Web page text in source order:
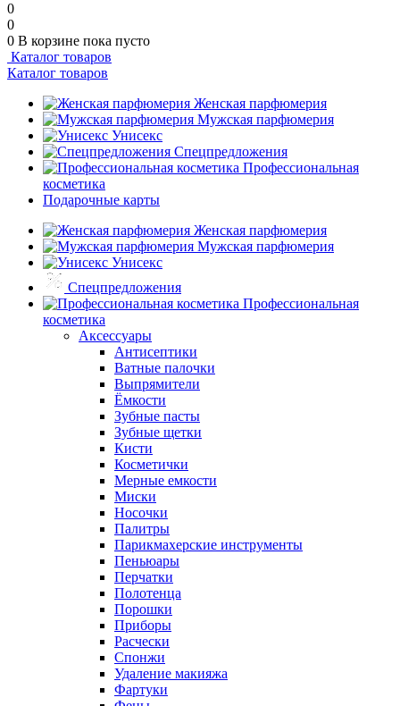
0
0
0 В корзине пока пусто
Каталог товаров
Каталог товаров
Женская парфюмерия
Мужская парфюмерия
Унисекс
Спецпредложения
Профессиональная
косметика
Подарочные карты
Женская парфюмерия
Мужская парфюмерия
Унисекс
Спецпредложения
Профессиональная
косметика
Аксессуары
Антисептики
Ватные палочки
Выпрямители
Ёмкости
Зубные пасты
Зубные щетки
Кисти
Косметички
Мерные емкости
Миски
Носочки
Палитры
Парикмахерские инструменты
Пеньюары
Перчатки
Полотенца
Порошки
Приборы
Расчески
Спонжи
Удаление макияжа
Фартуки